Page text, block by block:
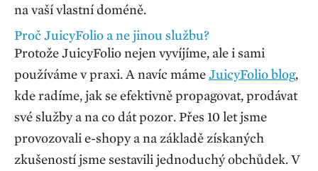
na vaší vlastní doméně.
Proč JuicyFolio a ne jinou službu?
Protože JuicyFolio nejen vyvíjíme, ale i sami
používáme v praxi. A navíc mámeJuicyFolio blog,
kde radíme, jak se efektivně propagovat, prodávat
své služby a na co dát pozor. Přes 10 let jsme
provozovali e-shopy a na základě získaných
zkušeností jsme sestavili jednoduchý obchůdek. V